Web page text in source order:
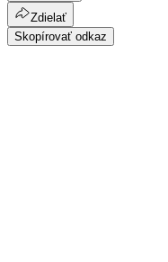
Zdielať
Skopírovať odkaz